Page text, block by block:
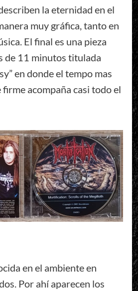
la eternidad en el
muy gráfica, tanto en
El final es una pieza
de 11 minutos titulada
en donde el tempo mas
firme acompaña casi todo el
en el ambiente en
Por ahí aparecen los